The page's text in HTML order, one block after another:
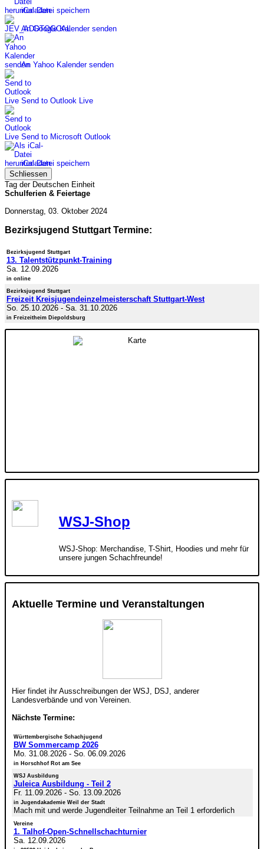
iCal-Datei speichern
An Google Kalender senden
An Yahoo Kalender senden
Send to Outlook Live
Send to Microsoft Outlook
iCal-Datei speichern
Schliessen
Tag der Deutschen Einheit
Schulferien & Feiertage
Donnerstag, 03. Oktober 2024
Bezirksjugend Stuttgart Termine:
Bezirksjugend Stuttgart
13. Talentstützpunkt-Training
Sa. 12.09.2026
in online
Bezirksjugend Stuttgart
Freizeit Kreisjugendeinzelmeisterschaft Stuttgart-West
So. 25.10.2026 - Sa. 31.10.2026
in Freizeitheim Diepoldsburg
WSJ-Shop
WSJ-Shop: Merchandise, T-Shirt, Hoodies und mehr für
unsere jungen Schachfreunde!
Aktuelle Termine und Veranstaltungen
Hier findet ihr Ausschreibungen der WSJ, DSJ, anderer
Landesverbände und von Vereinen.
Nächste Termine:
Württembergische Schachjugend
BW Sommercamp 2026
Mo. 31.08.2026- So. 06.09.2026
in Horschhof Rot am See
WSJ Ausbildung
Juleica Ausbildung - Teil 2
Fr. 11.09.2026- So. 13.09.2026
in Jugendakademie Weil der Stadt
Mach mit und werde Jugendleiter Teilnahme an Teil 1 erforderlich
Vereine
1. Talhof-Open-Schnellschachturnier
Sa. 12.09.2026